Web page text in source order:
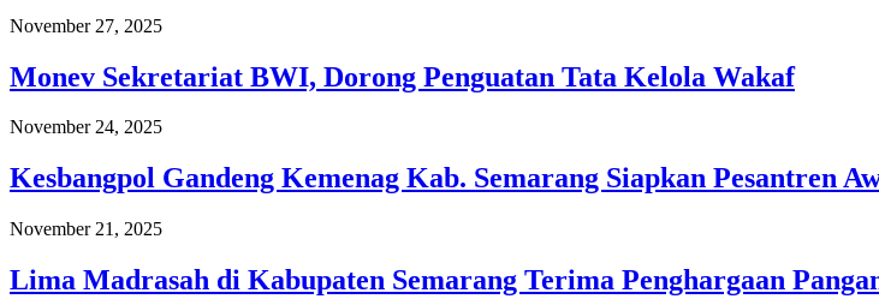
November 27, 2025
Monev Sekretariat BWI, Dorong Penguatan Tata Kelola Wakaf
November 24, 2025
Kesbangpol Gandeng Kemenag Kab. Semarang Siapkan Pesantren
November 21, 2025
Lima Madrasah di Kabupaten Semarang Terima Penghargaan